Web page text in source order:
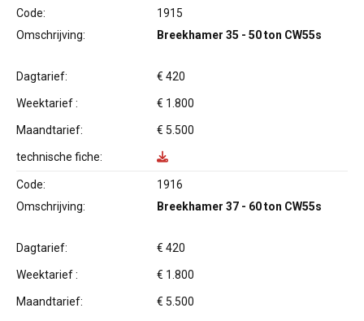
Code:
1915
Omschrijving:
Breekhamer 35 - 50 ton CW55s
Dagtarief: € 420
Weektarief : € 1.800
Maandtarief: € 5.500
technische fiche:
Code:
1916
Omschrijving:
Breekhamer 37 - 60 ton CW55s
Dagtarief: € 420
Weektarief : € 1.800
Maandtarief: € 5.500